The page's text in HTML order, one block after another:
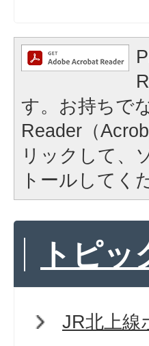
す。お持ちで
Reader（
リックして、
トールしてく
トピッ
JR北上線